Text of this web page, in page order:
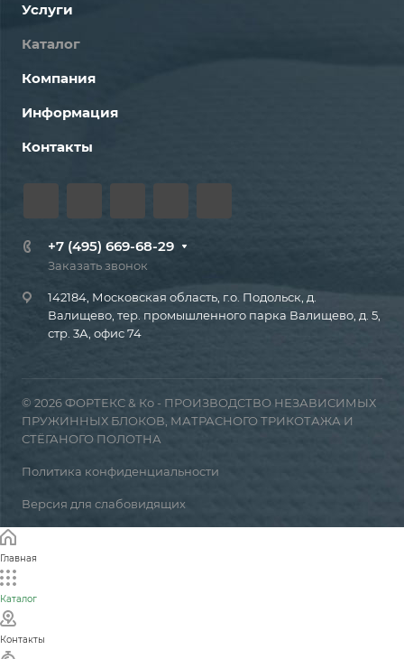
Услуги
Каталог
Компания
Информация
Контакты
+7 (495) 669-68-29
Заказать звонок
142184, Московская область, г.о. Подольск, д.
Валищево, тер. промышленного парка Валищево, д. 5,
стр. 3А, офис 74
© 2026 ФОРТЕКС & Ко - ПРОИЗВОДСТВО НЕЗАВИСИМЫХ
ПРУЖИННЫХ БЛОКОВ, МАТРАСНОГО ТРИКОТАЖА И
СТЁГАНОГО ПОЛОТНА
Политика конфиденциальности
Версия для слабовидящих
Главная
Каталог
Контакты